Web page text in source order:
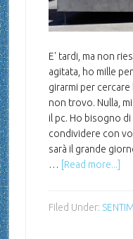
E' tardi, ma non
agitata, ho mille
girarmi per
non trovo. Nulla,
il pc. Ho bisogno
condividere con
sarà il grande
…
[Read more...]
Filed Under: